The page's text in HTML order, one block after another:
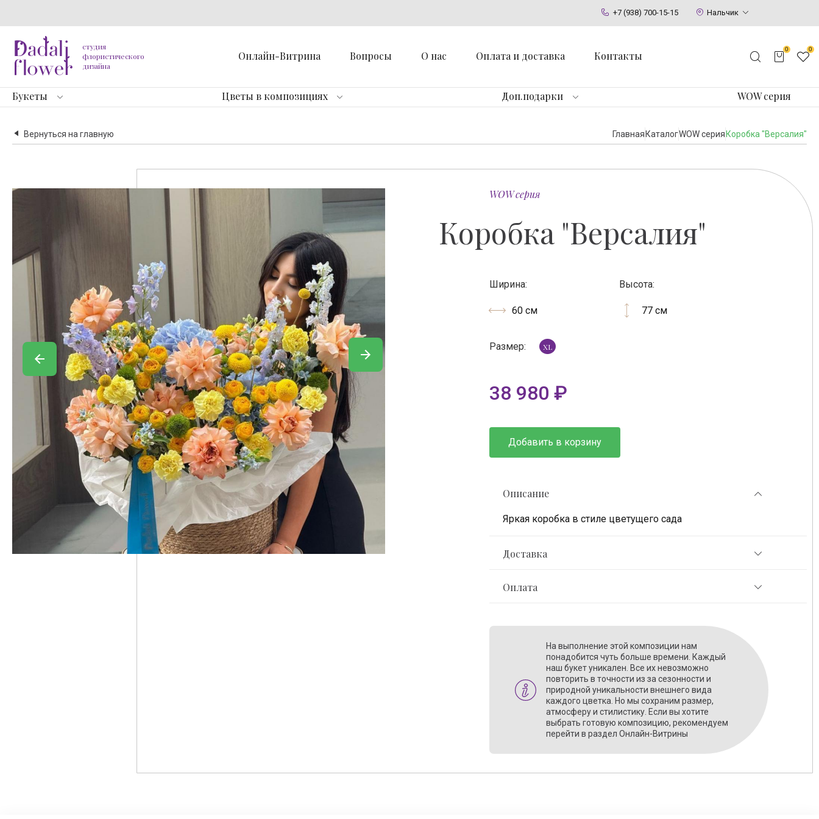
+7 (938) 700-15-15 Нальчик
студия
флористического
дизайна
Онлайн-Витрина Вопросы О нас Оплата и доставка Контакты
0 0
Букеты Цветы в композициях Доп.подарки WOW серия
Вернуться на главную Главная КаталогWOW серия Коробка "Версалия"
WOW серия
Коробка "Версалия"
Ширина:
60 см
Высота:
77 см
Размер: XL
38 980 ₽
Добавить в корзину
Описание
Яркая коробка в стиле цветущего сада
Доставка
Оплата
На выполнение этой композиции нам
понадобится чуть больше времени. Каждый
наш букет уникален. Все их невозможно
повторить в точности из за сезонности и
природной уникальности внешнего вида
каждого цветка. Но мы сохраним размер,
атмосферу и стилистику. Если вы хотите
выбрать готовую композицию, рекомендуем
перейти в раздел Онлайн-Витрины